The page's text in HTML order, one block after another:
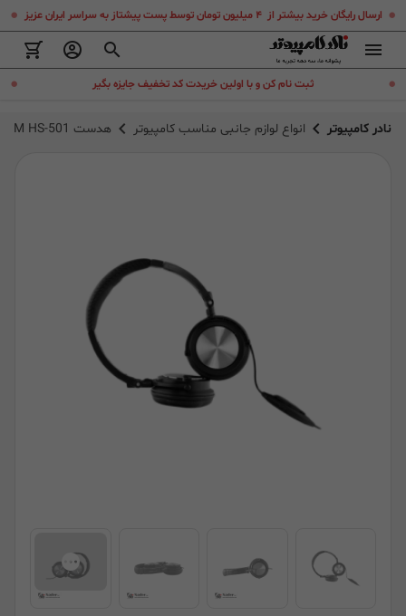
ارسال رایگان خرید بیشتر از ۴ میلیون تومان توسط پست پیشتاز به سراسر ایران عزیز
.
ثبت نام کن و با اولین خریدت کد تخفیف جایزه بگیر .
نادر کامپیوتر انواع لوازم جانبی مناسب کامپیوتر هدست AXTROM HS-501